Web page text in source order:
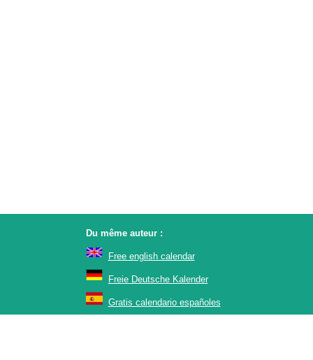
Du même auteur :
Free english calendar
Freie Deutsche Kalender
Gratis calendario españoles